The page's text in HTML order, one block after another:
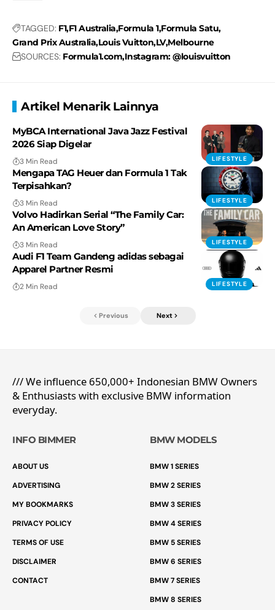
TAGGED: F1F1 Australia Formula 1Formula Satu
Grand Prix AustraliaLouis VuittonLVMelbourne
SOURCES: Formula1.comInstagram: @louisvuitton
Artikel Menarik Lainnya
LIFESTYLE
MyBCA International Java Jazz Festival
2026 Siap Digelar
3 Min Read
LIFESTYLE
Mengapa TAG Heuer dan Formula 1 Tak
Terpisahkan?
3 Min Read
LIFESTYLE
Volvo Hadirkan Serial “The Family Car:
An American Love Story”
3 Min Read
LIFESTYLE
Audi F1 Team Gandeng adidas sebagai
Apparel Partner Resmi
2 Min Read
Previous Next
/// We influence 650,000+ Indonesian BMW Owners
& Enthusiasts with exclusive BMW information
everyday.
INFO BIMMER
ABOUT US
ADVERTISING
MY BOOKMARKS
PRIVACY POLICY
TERMS OF USE
DISCLAIMER
CONTACT
BMW MODELS
BMW 1 SERIES
BMW 2 SERIES
BMW 3 SERIES
BMW 4 SERIES
BMW 5 SERIES
BMW 6 SERIES
BMW 7 SERIES
BMW 8 SERIES